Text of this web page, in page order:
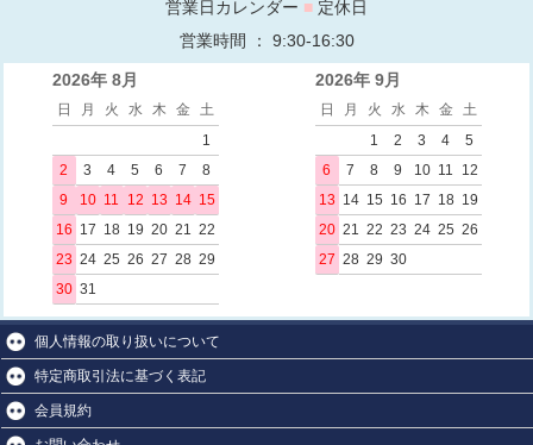
営業日カレンダー ■ 定休日
営業時間 ： 9:30-16:30
2026年 8月
日 月 火 水 木 金
土
1
2
3 4 5 6 7
8
9
10 11 12 13 14 15
16 17 18 19 20 21
22
23 24 25 26 27 28 29
30 31
2026年 9月
日 月 火 水 木 金
土
1
2 3 4
5
6
7 8 9 10 11
12
13 14 15 16 17 18 19
20 21 22 23 24 25 26
27 28 29 30
個人情報の取り扱いについて
特定商取引法に基づく表記
会員規約